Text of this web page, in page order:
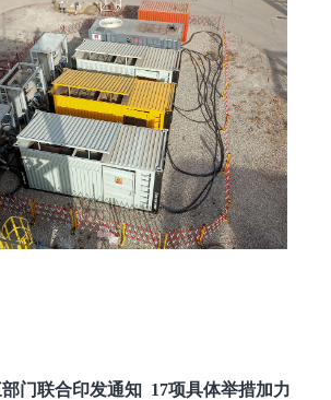
门联合印发通知 17项具体举措加力